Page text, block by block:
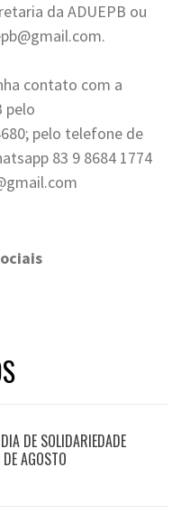
da ADUEPB ou
contato com a
pelo
pelo telefone de
83 9 8684 1774
DE SOLIDARIEDADE
AGOSTO